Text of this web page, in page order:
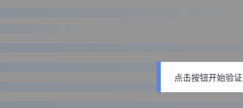
点击按钮开始验证